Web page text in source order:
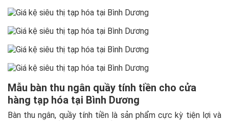
Mẫu bàn thu ngân quầy tính tiền cho cửa
hàng tạp hóa tại Bình Dương
Bàn thu ngân, quầy tính tiền là sản phẩm cực kỳ tiện lợi và